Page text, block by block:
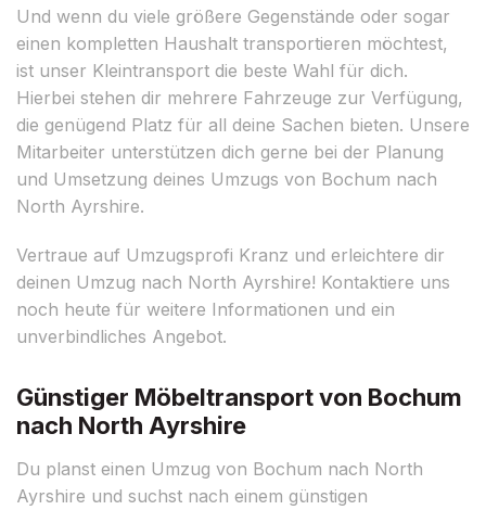
Und wenn du viele größere Gegenstände oder sogar
einen kompletten Haushalt transportieren möchtest,
ist unser Kleintransport die beste Wahl für dich.
Hierbei stehen dir mehrere Fahrzeuge zur Verfügung,
die genügend Platz für all deine Sachen bieten. Unsere
Mitarbeiter unterstützen dich gerne bei der Planung
und Umsetzung deines Umzugs von Bochum nach
North Ayrshire.
Vertraue auf Umzugsprofi Kranz und erleichtere dir
deinen Umzug nach North Ayrshire! Kontaktiere uns
noch heute für weitere Informationen und ein
unverbindliches Angebot.
Günstiger Möbeltransport von Bochum
nach North Ayrshire
Du planst einen Umzug von Bochum nach North
Ayrshire und suchst nach einem günstigen